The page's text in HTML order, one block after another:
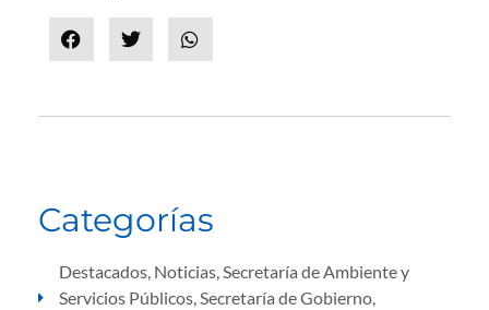
Categorías
Destacados, Noticias,Secretaría de Ambiente y
Servicios Públicos,Secretaría de Gobierno,